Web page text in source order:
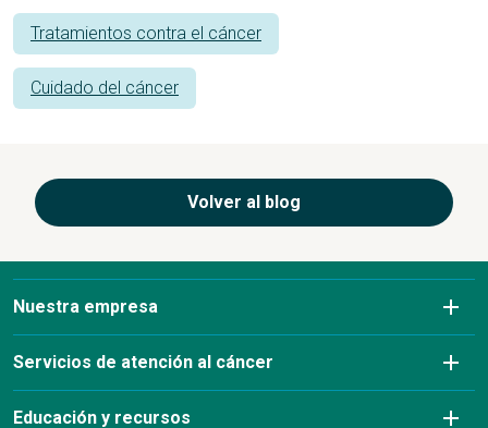
Tratamientos contra el cáncer
Cuidado del cáncer
Volver al blog
Nuestra empresa
Sobre nosotros
Afecciones que tratamos
Servicios de atención al cáncer
Diagnóstico por imagen
Educación y recursos